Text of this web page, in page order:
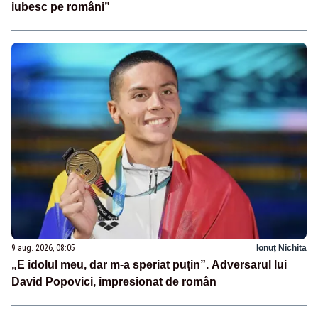
iubesc pe români”
9 aug. 2026, 08:05 Ionuț Nichita
„E idolul meu, dar m-a speriat puțin”. Adversarul lui
David Popovici, impresionat de român